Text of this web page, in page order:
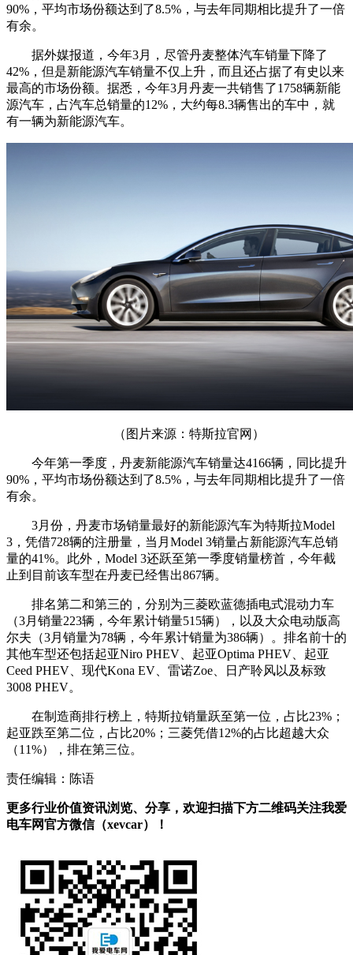
90%，平均市场份额达到了8.5%，与去年同期相比提升了一倍
有余。
据外媒报道，今年3月，尽管丹麦整体汽车销量下降了
42%，但是新能源汽车销量不仅上升，而且还占据了有史以来
最高的市场份额。据悉，今年3月丹麦一共销售了1758辆新能
源汽车，占汽车总销量的12%，大约每8.3辆售出的车中，就
有一辆为新能源汽车。
（图片来源：特斯拉官网）
今年第一季度，丹麦新能源汽车销量达4166辆，同比提升
90%，平均市场份额达到了8.5%，与去年同期相比提升了一倍
有余。
3月份，丹麦市场销量最好的新能源汽车为特斯拉Model
3，凭借728辆的注册量，当月Model 3销量占新能源汽车总销
量的41%。此外，Model 3还跃至第一季度销量榜首，今年截
止到目前该车型在丹麦已经售出867辆。
排名第二和第三的，分别为三菱欧蓝德插电式混动力车
（3月销量223辆，今年累计销量515辆），以及大众电动版高
尔夫（3月销量为78辆，今年累计销量为386辆）。排名前十的
其他车型还包括起亚Niro PHEV、起亚Optima PHEV、起亚
Ceed PHEV、现代Kona EV、雷诺Zoe、日产聆风以及标致
3008 PHEV。
在制造商排行榜上，特斯拉销量跃至第一位，占比23%；
起亚跌至第二位，占比20%；三菱凭借12%的占比超越大众
（11%），排在第三位。
责任编辑：陈语
更多行业价值资讯浏览、分享，欢迎扫描下方二维码关注我爱
电车网官方微信（xevcar）！